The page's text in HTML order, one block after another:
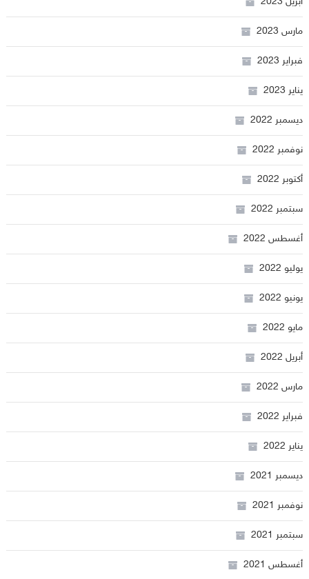
مارس 2023
فبراير 2023
يناير 2023
ديسمبر 2022
نوفمبر 2022
أكتوبر 2022
سبتمبر 2022
أغسطس 2022
يوليو 2022
يونيو 2022
مايو 2022
أبريل 2022
مارس 2022
فبراير 2022
يناير 2022
ديسمبر 2021
نوفمبر 2021
سبتمبر 2021
أغسطس 2021